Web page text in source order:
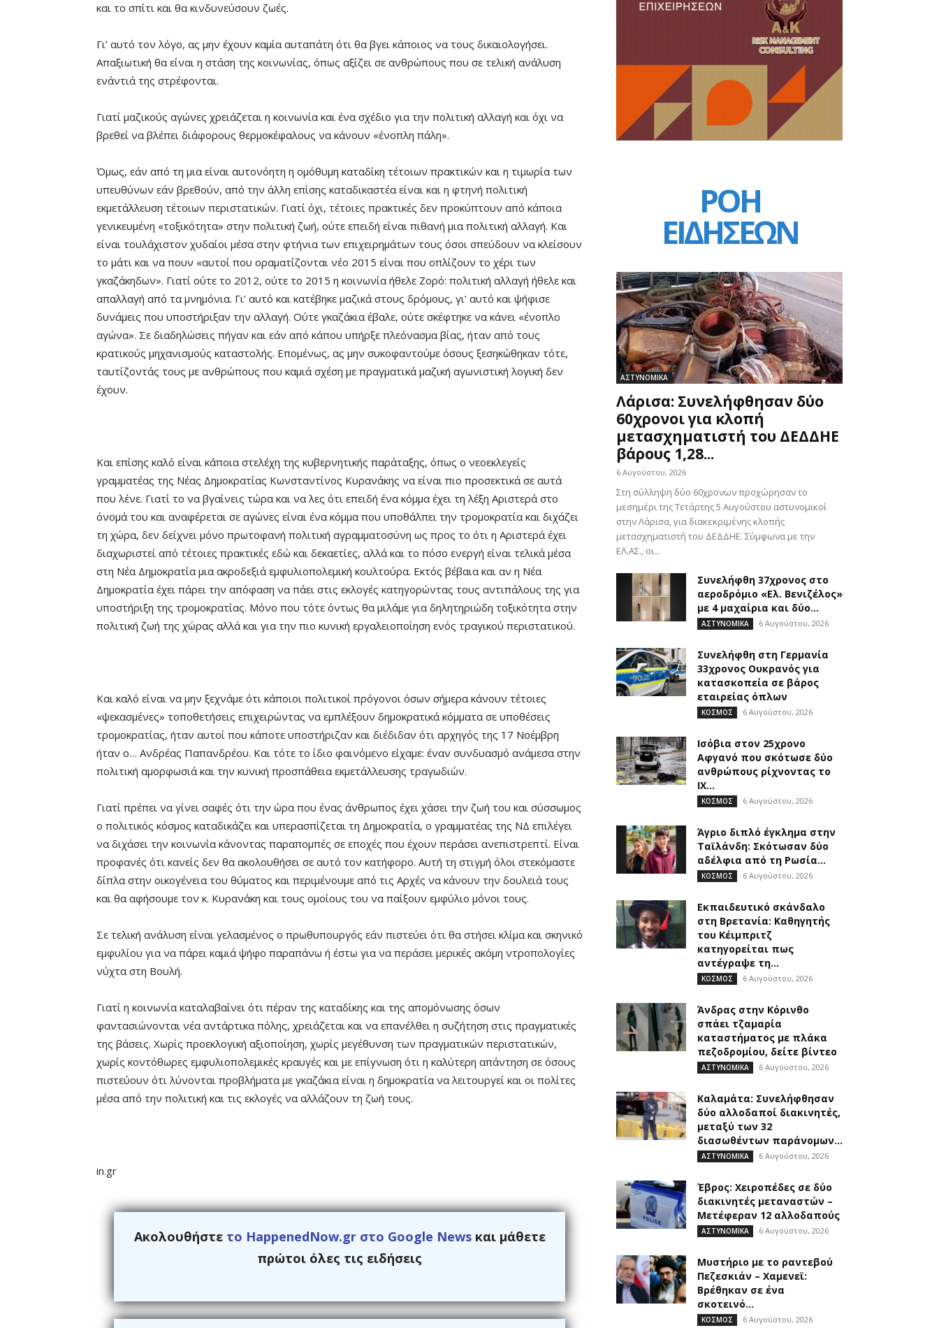
και το σπίτι και θα κινδυνεύσουν ζωές.
Γι’ αυτό τον λόγο, ας μην έχουν καμία αυταπάτη ότι θα βγει κάποιος να τους δικαιολογήσει.
Απαξιωτική θα είναι η στάση της κοινωνίας, όπως αξίζει σε ανθρώπους που σε τελική ανάλυση
ενάντιά της στρέφονται.
Γιατί μαζικούς αγώνες χρειάζεται η κοινωνία και ένα σχέδιο για την πολιτική αλλαγή και όχι να
βρεθεί να βλέπει διάφορους θερμοκέφαλους να κάνουν «ένοπλη πάλη».
Όμως, εάν από τη μια είναι αυτονόητη η ομόθυμη καταδίκη τέτοιων πρακτικών και η τιμωρία των
υπευθύνων εάν βρεθούν, από την άλλη επίσης καταδικαστέα είναι και η φτηνή πολιτική
εκμετάλλευση τέτοιων περιστατικών. Γιατί όχι, τέτοιες πρακτικές δεν προκύπτουν από κάποια
γενικευμένη «τοξικότητα» στην πολιτική ζωή, ούτε επειδή είναι πιθανή μια πολιτική αλλαγή. Και
είναι τουλάχιστον χυδαίοι μέσα στην φτήνια των επιχειρημάτων τους όσοι σπεύδουν να κλείσουν
το μάτι και να πουν «αυτοί που οραματίζονται νέο 2015 είναι που οπλίζουν το χέρι των
γκαζάκηδων». Γιατί ούτε το 2012, ούτε το 2015 η κοινωνία ήθελε Ζορό: πολιτική αλλαγή ήθελε και
απαλλαγή από τα μνημόνια. Γι’ αυτό και κατέβηκε μαζικά στους δρόμους, γι’ αυτό και ψήφισε
δυνάμεις που υποστήριξαν την αλλαγή. Ούτε γκαζάκια έβαλε, ούτε σκέφτηκε να κάνει «ένοπλο
αγώνα». Σε διαδηλώσεις πήγαν και εάν από κάπου υπήρξε πλεόνασμα βίας, ήταν από τους
κρατικούς μηχανισμούς καταστολής. Επομένως, ας μην συκοφαντούμε όσους ξεσηκώθηκαν τότε,
ταυτίζοντάς τους με ανθρώπους που καμιά σχέση με πραγματικά μαζική αγωνιστική λογική δεν
έχουν.
Και επίσης καλό είναι κάποια στελέχη της κυβερνητικής παράταξης, όπως ο νεοεκλεγείς
γραμματέας της Νέας Δημοκρατίας Κωνσταντίνος Κυρανάκης να είναι πιο προσεκτικά σε αυτά
που λένε. Γιατί το να βγαίνεις τώρα και να λες ότι επειδή ένα κόμμα έχει τη λέξη Αριστερά στο
όνομά του και αναφέρεται σε αγώνες είναι ένα κόμμα που υποθάλπει την τρομοκρατία και διχάζει
τη χώρα, δεν δείχνει μόνο πρωτοφανή πολιτική αγραμματοσύνη ως προς το ότι η Αριστερά έχει
διαχωριστεί από τέτοιες πρακτικές εδώ και δεκαετίες, αλλά και το πόσο ενεργή είναι τελικά μέσα
στη Νέα Δημοκρατία μια ακροδεξιά εμφυλιοπολεμική κουλτούρα. Εκτός βέβαια και αν η Νέα
Δημοκρατία έχει πάρει την απόφαση να πάει στις εκλογές κατηγορώντας τους αντιπάλους της για
υποστήριξη της τρομοκρατίας. Μόνο που τότε όντως θα μιλάμε για δηλητηριώδη τοξικότητα στην
πολιτική ζωή της χώρας αλλά και για την πιο κυνική εργαλειοποίηση ενός τραγικού περιστατικού.
Και καλό είναι να μην ξεχνάμε ότι κάποιοι πολιτικοί πρόγονοι όσων σήμερα κάνουν τέτοιες
«ψεκασμένες» τοποθετήσεις επιχειρώντας να εμπλέξουν δημοκρατικά κόμματα σε υποθέσεις
τρομοκρατίας, ήταν αυτοί που κάποτε υποστήριζαν και διέδιδαν ότι αρχηγός της 17 Νοέμβρη
ήταν ο… Ανδρέας Παπανδρέου. Και τότε το ίδιο φαινόμενο είχαμε: έναν συνδυασμό ανάμεσα στην
πολιτική αμορφωσιά και την κυνική προσπάθεια εκμετάλλευσης τραγωδιών.
Γιατί πρέπει να γίνει σαφές ότι την ώρα που ένας άνθρωπος έχει χάσει την ζωή του και σύσσωμος
ο πολιτικός κόσμος καταδικάζει και υπερασπίζεται τη Δημοκρατία, ο γραμματέας της ΝΔ επιλέγει
να διχάσει την κοινωνία κάνοντας παραπομπές σε εποχές που έχουν περάσει ανεπιστρεπτί. Είναι
προφανές ότι κανείς δεν θα ακολουθήσει σε αυτό τον κατήφορο. Αυτή τη στιγμή όλοι στεκόμαστε
δίπλα στην οικογένεια του θύματος και περιμένουμε από τις Αρχές να κάνουν την δουλειά τους
και θα αφήσουμε τον κ. Κυρανάκη και τους ομοίους του να παίξουν εμφύλιο μόνοι τους.
Σε τελική ανάλυση είναι γελασμένος ο πρωθυπουργός εάν πιστεύει ότι θα στήσει κλίμα και σκηνικό
εμφυλίου για να πάρει καμιά ψήφο παραπάνω ή έστω για να περάσει μερικές ακόμη ντροπολογίες
νύχτα στη Βουλή.
Γιατί η κοινωνία καταλαβαίνει ότι πέραν της καταδίκης και της απομόνωσης όσων
φαντασιώνονται νέα αντάρτικα πόλης, χρειάζεται και να επανέλθει η συζήτηση στις πραγματικές
της βάσεις. Χωρίς προεκλογική αξιοποίηση, χωρίς μεγέθυνση των πραγματικών περιστατικών,
χωρίς κοντόθωρες εμφυλιοπολεμικές κραυγές και με επίγνωση ότι η καλύτερη απάντηση σε όσους
πιστεύουν ότι λύνονται προβλήματα με γκαζάκια είναι η δημοκρατία να λειτουργεί και οι πολίτες
μέσα από την πολιτική και τις εκλογές να αλλάζουν τη ζωή τους.
in.gr
Ακολουθήστε το HappenedNow.gr στο Google Newsκαι μάθετε
πρώτοι όλες τις ειδήσεις
ΡΟΗ
ΕΙΔΗΣΕΩΝ
ΑΣΤΥΝΟΜΙΚΑ
Λάρισα: Συνελήφθησαν δύο
60χρονοι για κλοπή
μετασχηματιστή του ΔΕΔΔΗΕ
βάρους 1,28...
6 Αυγούστου, 2026
Στη σύλληψη δύο 60χρονων προχώρησαν το
μεσημέρι της Τετάρτης 5 Αυγούστου αστυνομικοί
στην Λάρισα, για διακεκριμένης κλοπής
μετασχηματιστή του ΔΕΔΔΗΕ. Σύμφωνα με την
ΕΛ.ΑΣ., οι...
Συνελήφθη 37χρονος στο
αεροδρόμιο «Ελ. Βενιζέλος»
με 4 μαχαίρια και δύο...
ΑΣΤΥΝΟΜΙΚΑ 6 Αυγούστου, 2026
Συνελήφθη στη Γερμανία
33χρονος Ουκρανός για
κατασκοπεία σε βάρος
εταιρείας όπλων
ΚΟΣΜΟΣ 6 Αυγούστου, 2026
Ισόβια στον 25χρονο
Αφγανό που σκότωσε δύο
ανθρώπους ρίχνοντας το
ΙΧ...
ΚΟΣΜΟΣ 6 Αυγούστου, 2026
Άγριο διπλό έγκλημα στην
Ταϊλάνδη: Σκότωσαν δύο
αδέλφια από τη Ρωσία...
ΚΟΣΜΟΣ 6 Αυγούστου, 2026
Εκπαιδευτικό σκάνδαλο
στη Βρετανία: Καθηγητής
του Κέιμπριτζ
κατηγορείται πως
αντέγραψε τη...
ΚΟΣΜΟΣ 6 Αυγούστου, 2026
Άνδρας στην Κόρινθο
σπάει τζαμαρία
καταστήματος με πλάκα
πεζοδρομίου, δείτε βίντεο
ΑΣΤΥΝΟΜΙΚΑ 6 Αυγούστου, 2026
Καλαμάτα: Συνελήφθησαν
δύο αλλοδαποί διακινητές,
μεταξύ των 32
διασωθέντων παράνομων...
ΑΣΤΥΝΟΜΙΚΑ 6 Αυγούστου, 2026
Έβρος: Χειροπέδες σε δύο
διακινητές μεταναστών –
Μετέφεραν 12 αλλοδαπούς
ΑΣΤΥΝΟΜΙΚΑ 6 Αυγούστου, 2026
Μυστήριο με το ραντεβού
Πεζεσκιάν – Χαμενεϊ:
Βρέθηκαν σε ένα
σκοτεινό...
ΚΟΣΜΟΣ 6 Αυγούστου, 2026